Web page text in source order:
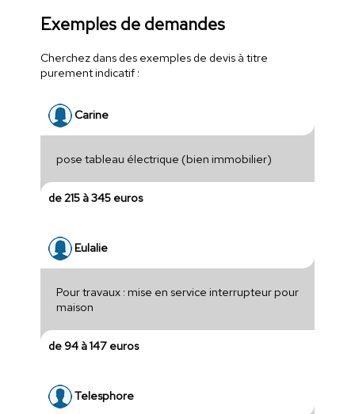
Exemples de demandes
Cherchez dans des exemples de devis à titre
purement indicatif :
Carine
pose tableau électrique (bien immobilier)
de 215 à 345 euros
Eulalie
Pour travaux : mise en service interrupteur pour
maison
de 94 à 147 euros
Telesphore